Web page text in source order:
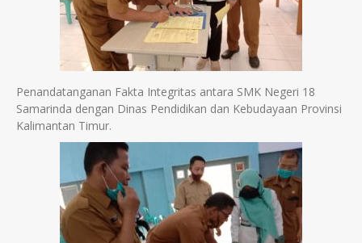
Penandatanganan Fakta Integritas antara SMK Negeri 18
Samarinda dengan Dinas Pendidikan dan Kebudayaan Provinsi
Kalimantan Timur.